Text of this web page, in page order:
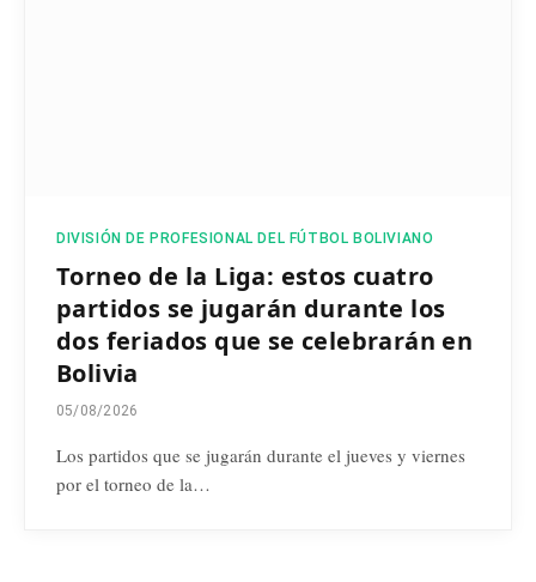
DIVISIÓN DE PROFESIONAL DEL FÚTBOL BOLIVIANO
Torneo de la Liga: estos cuatro
partidos se jugarán durante los
dos feriados que se celebrarán en
Bolivia
05/08/2026
Los partidos que se jugarán durante el jueves y viernes
por el torneo de la…